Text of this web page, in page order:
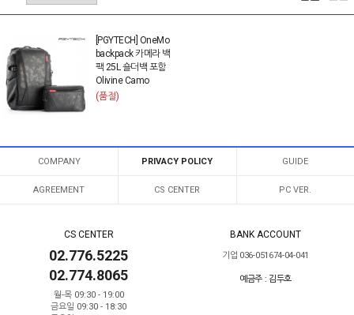
[PGYTECH] OneMo
backpack 카메라 백
팩 25L 숄더백 포함
Olivine Camo
(품절)
COMPANY PRIVACY POLICY GUIDE
AGREEMENT CS CENTER PC VER.
CS CENTER
02.776.5225
02.774.8065
월-목 09:30 - 19:00
금요일 09:30 - 18:30
BANK ACCOUNT
기업 036-051674-04-041
예금주 : 김두호